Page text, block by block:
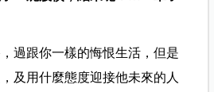
過跟你一樣的悔恨生活，但是
及用什麼態度迎接他未來的人